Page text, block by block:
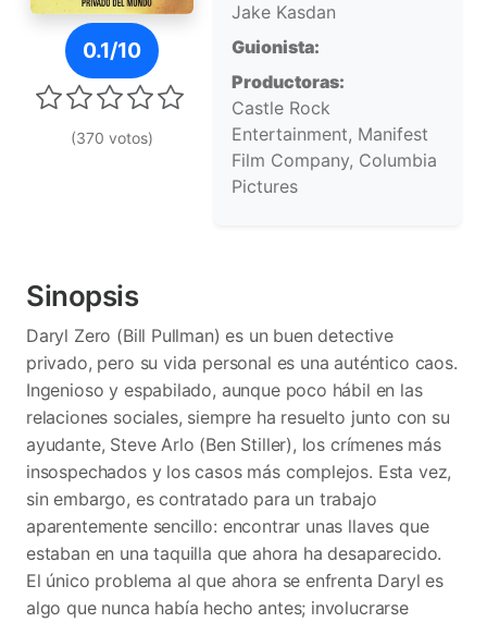
Póster de El efecto Zero
0.1/10
(370 votos)
Jake Kasdan
Guionista:
Productoras:
Castle Rock
Entertainment, Manifest
Film Company, Columbia
Pictures
Sinopsis
Daryl Zero (Bill Pullman) es un buen detective
privado, pero su vida personal es una auténtico caos.
Ingenioso y espabilado, aunque poco hábil en las
relaciones sociales, siempre ha resuelto junto con su
ayudante, Steve Arlo (Ben Stiller), los crímenes más
insospechados y los casos más complejos. Esta vez,
sin embargo, es contratado para un trabajo
aparentemente sencillo: encontrar unas llaves que
estaban en una taquilla que ahora ha desaparecido.
El único problema al que ahora se enfrenta Daryl es
algo que nunca había hecho antes; involucrarse